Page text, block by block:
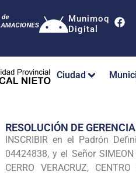
Munimoq
Digital
Ciudad
RESOLUCIÓN DE
INSCRIBIR en el Padrón
04424838, y el Señor
CERRO VERACRUZ,